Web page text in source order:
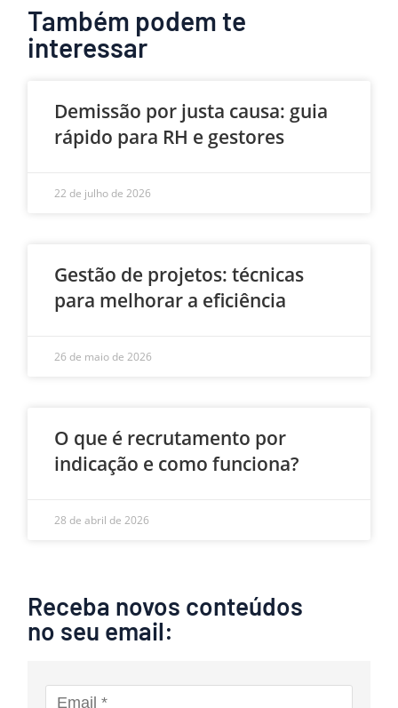
Também podem te
interessar
Demissão por justa causa: guia
rápido para RH e gestores
22 de julho de 2026
Gestão de projetos: técnicas
para melhorar a eficiência
26 de maio de 2026
O que é recrutamento por
indicação e como funciona?
28 de abril de 2026
Receba novos conteúdos
no seu email: